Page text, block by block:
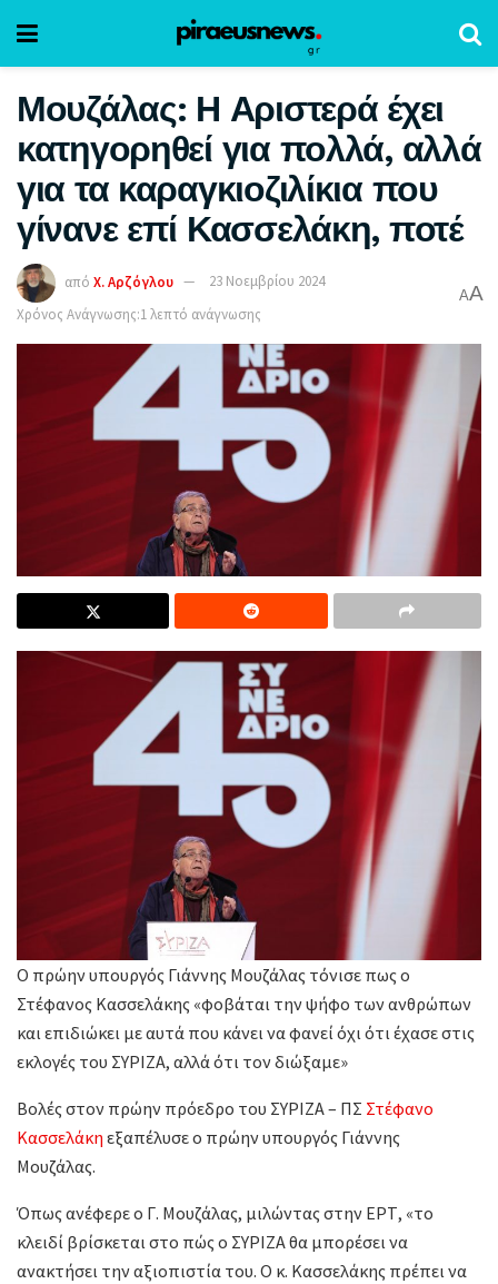
Μουζάλας: Η Αριστερά έχει
κατηγορηθεί για πολλά, αλλά
για τα καραγκιοζιλίκια που
γίνανε επί Κασσελάκη, ποτέ
από Χ. Αρζόγλου
23 Νοεμβρίου 2024
Χρόνος Ανάγνωσης:1 λεπτό ανάγνωσης
AA
Ο πρώην υπουργός Γιάννης Μουζάλας τόνισε πως ο
Στέφανος Κασσελάκης «φοβάται την ψήφο των ανθρώπων
και επιδιώκει με αυτά που κάνει να φανεί όχι ότι έχασε στις
εκλογές του ΣΥΡΙΖΑ, αλλά ότι τον διώξαμε»
Βολές στον πρώην πρόεδρο του ΣΥΡΙΖΑ – ΠΣ Στέφανο
Κασσελάκη εξαπέλυσε ο πρώην υπουργός Γιάννης
Μουζάλας.
Όπως ανέφερε ο Γ. Μουζάλας, μιλώντας στην ΕΡΤ, «το
κλειδί βρίσκεται στο πώς ο ΣΥΡΙΖΑ θα μπορέσει να
ανακτήσει την αξιοπιστία του. Ο κ. Κασσελάκης πρέπει να